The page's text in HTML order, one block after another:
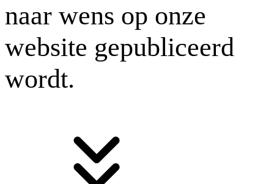
naar wens op onze
website gepubliceerd
wordt.